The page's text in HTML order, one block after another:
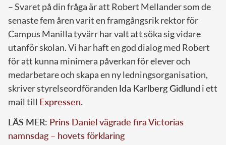
– Svaret på din fråga är att Robert Mellander som de
senaste fem åren varit en framgångsrik rektor för
Campus Manilla tyvärr har valt att söka sig vidare
utanför skolan. Vi har haft en god dialog med Robert
för att kunna minimera påverkan för elever och
medarbetare och skapa en ny ledningsorganisation,
skriver styrelseordföranden Ida Karlberg Gidlund i ett
mail till Expressen.
LÄS MER: Prins Daniel vägrade fira Victorias
namnsdag – hovets förklaring